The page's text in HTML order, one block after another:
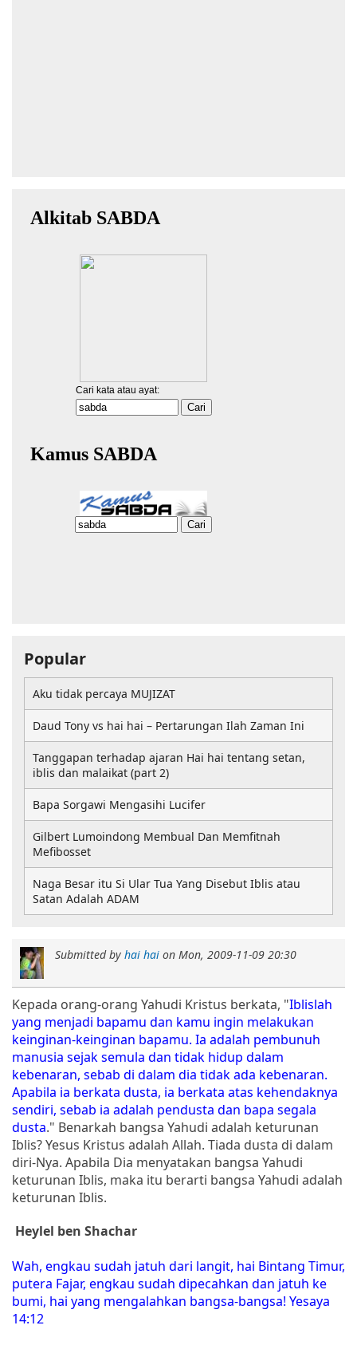
Submitted by hai hai on Mon, 2009-11-09 20:30
Kepada orang-orang Yahudi Kristus berkata, "Iblislah
yang menjadi bapamu dan kamu ingin melakukan
keinginan-keinginan bapamu. Ia adalah pembunuh
manusia sejak semula dan tidak hidup dalam
kebenaran, sebab di dalam dia tidak ada kebenaran.
Apabila ia berkata dusta, ia berkata atas kehendaknya
sendiri, sebab ia adalah pendusta dan bapa segala
dusta." Benarkah bangsa Yahudi adalah keturunan
Iblis? Yesus Kristus adalah Allah. Tiada dusta di dalam
diri-Nya. Apabila Dia menyatakan bangsa Yahudi
keturunan Iblis, maka itu berarti bangsa Yahudi adalah
keturunan Iblis.
Heylel ben Shachar
Wah, engkau sudah jatuh dari langit, hai Bintang Timur,
putera Fajar, engkau sudah dipecahkan dan jatuh ke
bumi, hai yang mengalahkan bangsa-bangsa! Yesaya
14:12
Popular
Aku tidak percaya MUJIZAT
Daud Tony vs hai hai – Pertarungan Ilah Zaman Ini
Tanggapan terhadap ajaran Hai hai tentang setan,
iblis dan malaikat (part 2)
Bapa Sorgawi Mengasihi Lucifer
Gilbert Lumoindong Membual Dan Memfitnah
Mefibosset
Naga Besar itu Si Ular Tua Yang Disebut Iblis atau
Satan Adalah ADAM